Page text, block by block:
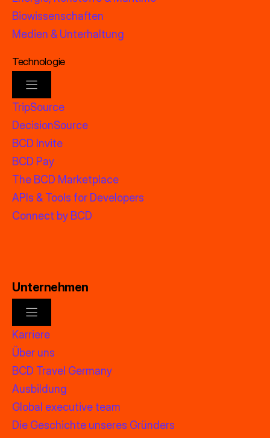
Biowissenschaften
Medien & Unterhaltung
Technologie
TripSource
DecisionSource
BCD Invite
BCD Pay
The BCD Marketplace
APIs & Tools for Developers
Connect by BCD
Unternehmen
Karriere
Über uns
BCD Travel Germany
Ausbildung
Global executive team
Die Geschichte unseres Gründers